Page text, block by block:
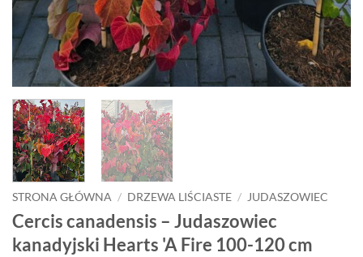
STRONA GŁÓWNA / DRZEWA LIŚCIASTE / JUDASZOWIEC
Cercis canadensis – Judaszowiec
kanadyjski Hearts 'A Fire 100-120 cm